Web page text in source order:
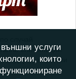
елиминации
за всички
услуги
които